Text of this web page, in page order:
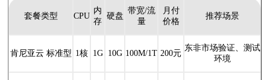
套餐类型 CPU
内
存
硬盘
带宽/流
量
月付
价格
推荐场景
肯尼亚云 标准型 1核 1G 10G 100M/1T 200元
东非市场验证、测试
环境